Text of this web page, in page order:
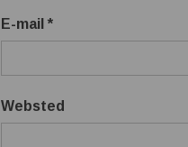
E-mail*
Websted